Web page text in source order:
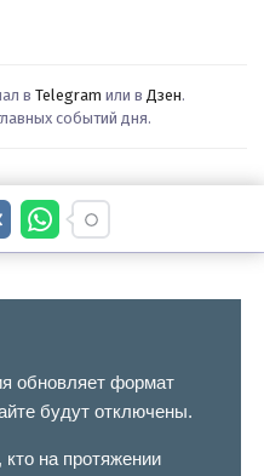
в Telegram или в Дзен.
событий дня.
обновляет формат
будут отключены.
на протяжении